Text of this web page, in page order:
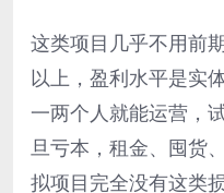
这类项目几乎不用前
以上，盈利水平是实
一两个人就能运营，
旦亏本，租金、囤货
拟项目完全没有这类损